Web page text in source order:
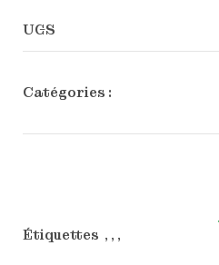
UGS
Catégories :
Étiquettes , , ,